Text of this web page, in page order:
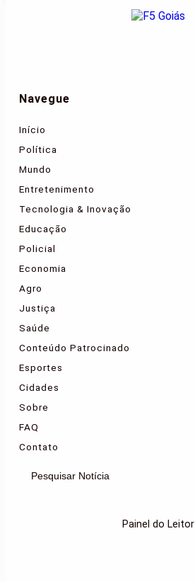
Navegue
Início
Política
Mundo
Entretenimento
Tecnologia & Inovação
Educação
Policial
Economia
Agro
Justiça
Saúde
Conteúdo Patrocinado
Esportes
Cidades
Sobre
FAQ
Contato
Pesquisar Notícia
Painel do Leitor